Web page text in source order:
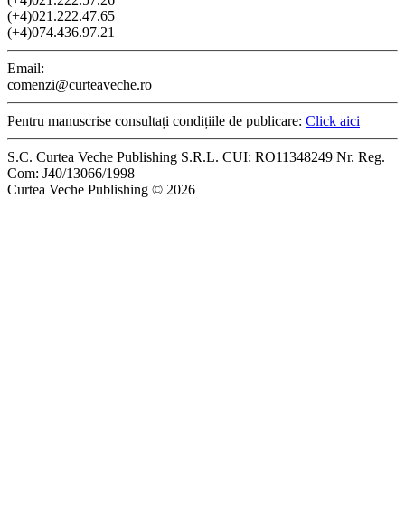
(+4)021.222.47.65
(+4)074.436.97.21
Email:
comenzi@curteaveche.ro
Pentru manuscrise consultați condițiile de publicare: Click aici
S.C. Curtea Veche Publishing S.R.L. CUI: RO11348249 Nr. Reg.
Com: J40/13066/1998
Curtea Veche Publishing © 2026